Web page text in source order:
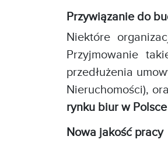
Przywiązanie do
Niektóre
Przyjmowanie
przedłużenia
Nieruchomości),
rynku biur w
Nowa jakość pracy